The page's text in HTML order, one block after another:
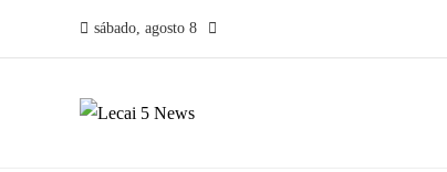
sábado, agosto 8